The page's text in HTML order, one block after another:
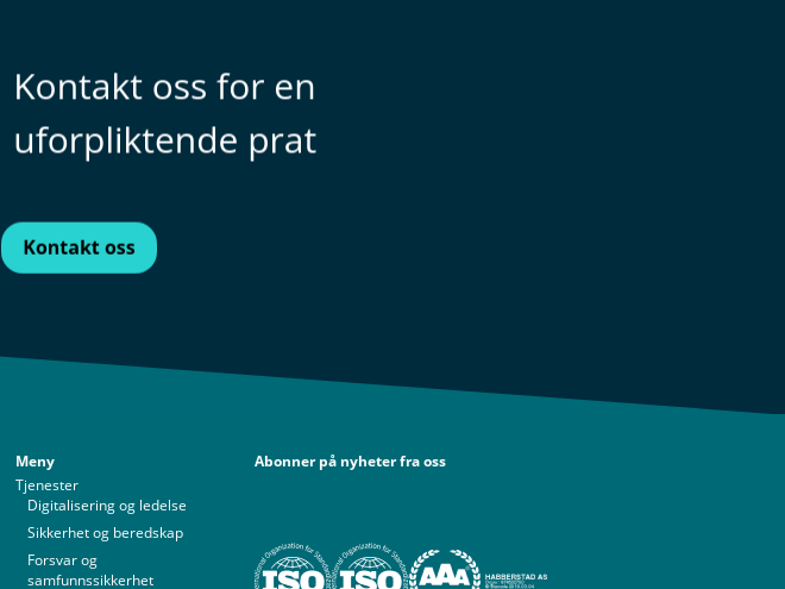
Meny
Tjenester
Digitalisering og ledelse
Sikkerhet og beredskap
Forsvar og
samfunnssikkerhet
Abonner på nyheter fra oss